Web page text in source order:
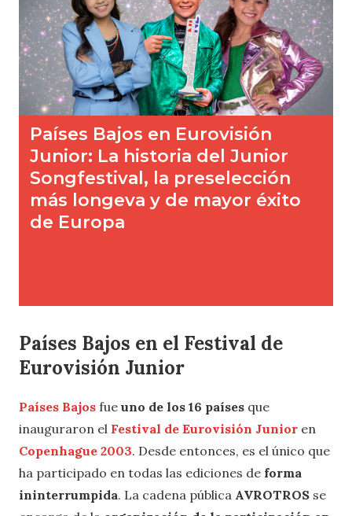
Países Bajos en el Festival de
Eurovisión Junior
Países Bajos fue uno de los 16 países que
inauguraron el Festival de Eurovisión Junior en
Copenhague 2003. Desde entonces, es el único que
ha participado en todas las ediciones de forma
ininterrumpida. La cadena pública AVROTROS se